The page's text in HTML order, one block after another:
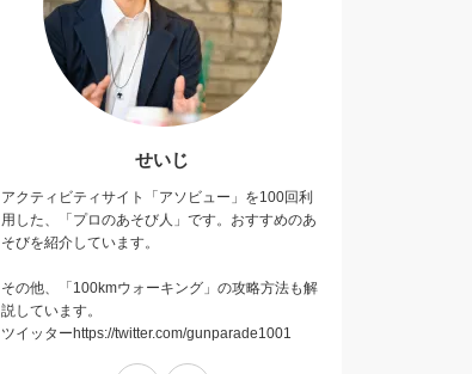
せいじ
アクティビティサイト「アソビュー」を100回利
用した、「プロのあそび人」です。おすすめのあ
そびを紹介しています。
その他、「100kmウォーキング」の攻略方法も解
説しています。
ツイッターhttps://twitter.com/gunparade1001